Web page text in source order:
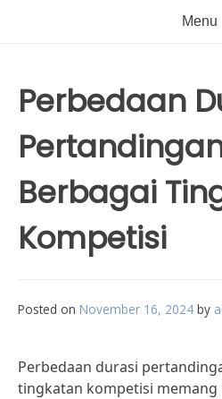
Menu
Perbedaan
Berbagai
Kompetisi
Posted on November 16, 2024 by
Perbedaan durasi
tingkatan kompetisi memang